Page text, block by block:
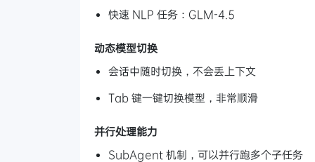
快速 NLP 任务：GLM-4.5
动态模型切换
会话中随时切换，不会丢上下文
Tab 键一键切换模型，非常顺滑
并行处理能力
SubAgent 机制，可以并行跑多个子任务